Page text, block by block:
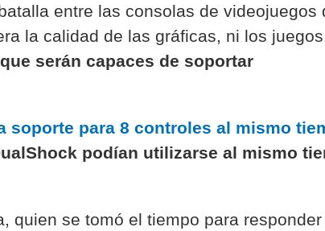
entre las consolas de videojuegos
la calidad de las gráficas, ni los juegos
serán capaces de soportar
soporte para 8 controles al mismo
podían utilizarse al mismo
quien se tomó el tiempo para